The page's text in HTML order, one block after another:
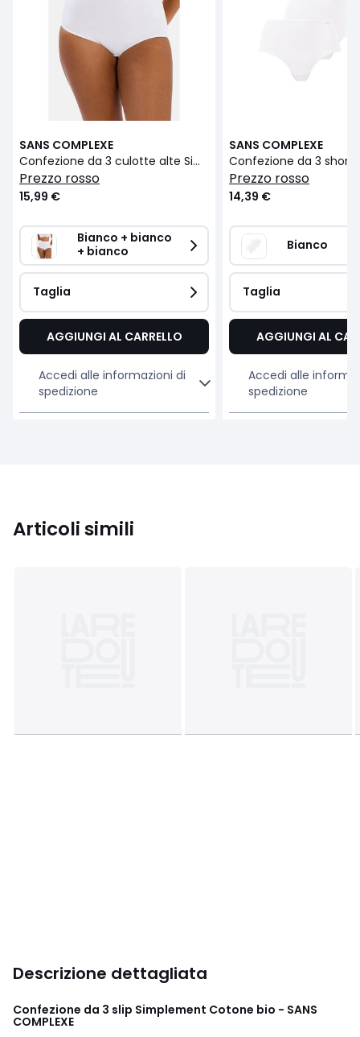
SANS COMPLEXE
Confezione da 3 culotte alte Simplement Coton bio
prezzo rosso
15,99 €
Bianco + bianco
+ bianco
Taglia
AGGIUNGI AL CARRELLO
Accedi alle informazioni di
spedizione
SANS COMPLEXE
prezzo rosso
14,39 €
Bianco
Taglia
AGGIUNGI AL
Accedi alle
spedizione
Articoli simili
Descrizione dettagliata
Confezione da 3 slip Simplement Cotone bio - SANS
COMPLEXE